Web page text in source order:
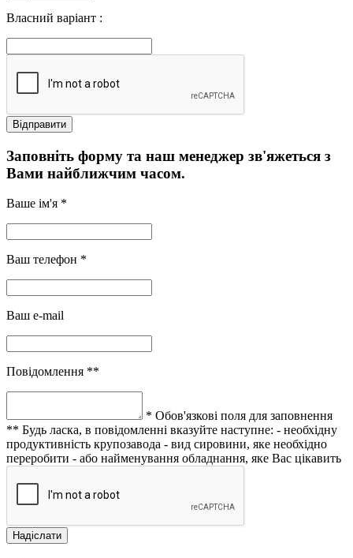
Власний варіант :
Заповніть форму та наш менеджер зв'яжеться з
Вами найближчим часом.
Ваше ім'я *
Ваш телефон *
Ваш e-mail
Повідомлення **
* Обов'язкові поля для заповнення
** Будь ласка, в повідомленні вказуйте наступне: - необхідну
продуктивність крупозавода - вид сировини, яке необхідно
переробити - або найменування обладнання, яке Вас цікавить